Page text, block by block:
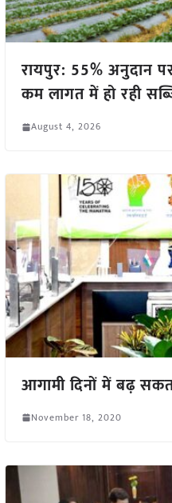
रायपुर: 55% अनुदान
कम लागत में हो रही
August 4, 2026
आगामी दिनों में बढ़
November 18, 2020